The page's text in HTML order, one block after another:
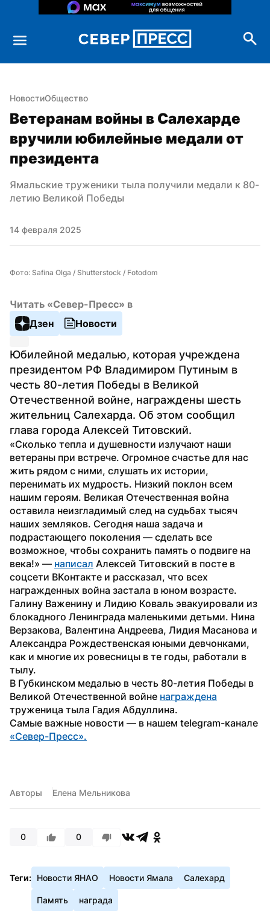
НовостиОбщество
Ветеранам войны в Салехарде
вручили юбилейные медали от
президента
Ямальские труженики тыла получили медали к 80-
летию Великой Победы
14 февраля 2025
Фото: Safina Olga / Shutterstock / Fotodom
Читать «Север-Пресс» в
Дзен
Новости
Юбилейной медалью, которая учреждена
президентом РФ Владимиром Путиным в
честь 80-летия Победы в Великой
Отечественной войне, награждены шесть
жительниц Салехарда. Об этом сообщил
глава города Алексей Титовский.
«Сколько тепла и душевности излучают наши
ветераны при встрече. Огромное счастье для нас
жить рядом с ними, слушать их истории,
перенимать их мудрость. Низкий поклон всем
нашим героям. Великая Отечественная война
оставила неизгладимый след на судьбах тысяч
наших земляков. Сегодня наша задача и
подрастающего поколения — сделать все
возможное, чтобы сохранить память о подвиге на
века!» — написал Алексей Титовский в посте в
соцсети ВКонтакте и рассказал, что всех
награжденных война застала в юном возрасте.
Галину Важенину и Лидию Коваль эвакуировали из
блокадного Ленинграда маленькими детьми. Нина
Верзакова, Валентина Андреева, Лидия Масанова и
Александра Рождественская юными девчонками,
как и многие их ровесницы в те годы, работали в
тылу.
В Губкинском медалью в честь 80-летия Победы в
Великой Отечественной войне награждена
труженица тыла Гадия Абдуллина.
«Север-Пресс».
Авторы Елена Мельникова
0 0
Теги: Новости ЯНАО Новости Ямала Салехард
Память награда